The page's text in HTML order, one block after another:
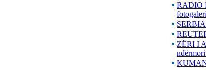
RADIO
ZËRI I